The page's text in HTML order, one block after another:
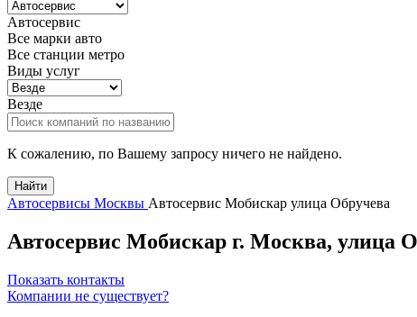
Автосервис
Все марки авто
Все станции метро
Виды услуг
Везде
К сожалению, по Вашему запросу ничего не найдено.
Найти
Автосервисы Москвы Автосервис Мобискар улица Обручева
Автосервис Мобискар г. Москва, улица
Показать контакты
Компании не существует?